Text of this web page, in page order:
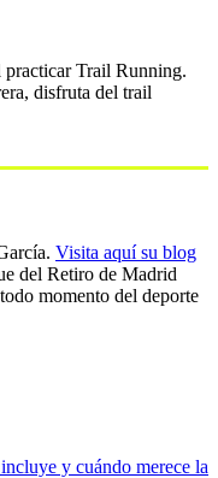
practicar Trail Running.
disfruta del trail
Visita aquí su blog
del Retiro de Madrid
momento del deporte
y cuándo merece la